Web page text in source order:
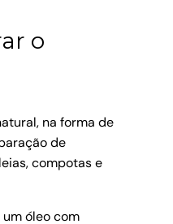
o
na forma de
de
compotas e
óleo com